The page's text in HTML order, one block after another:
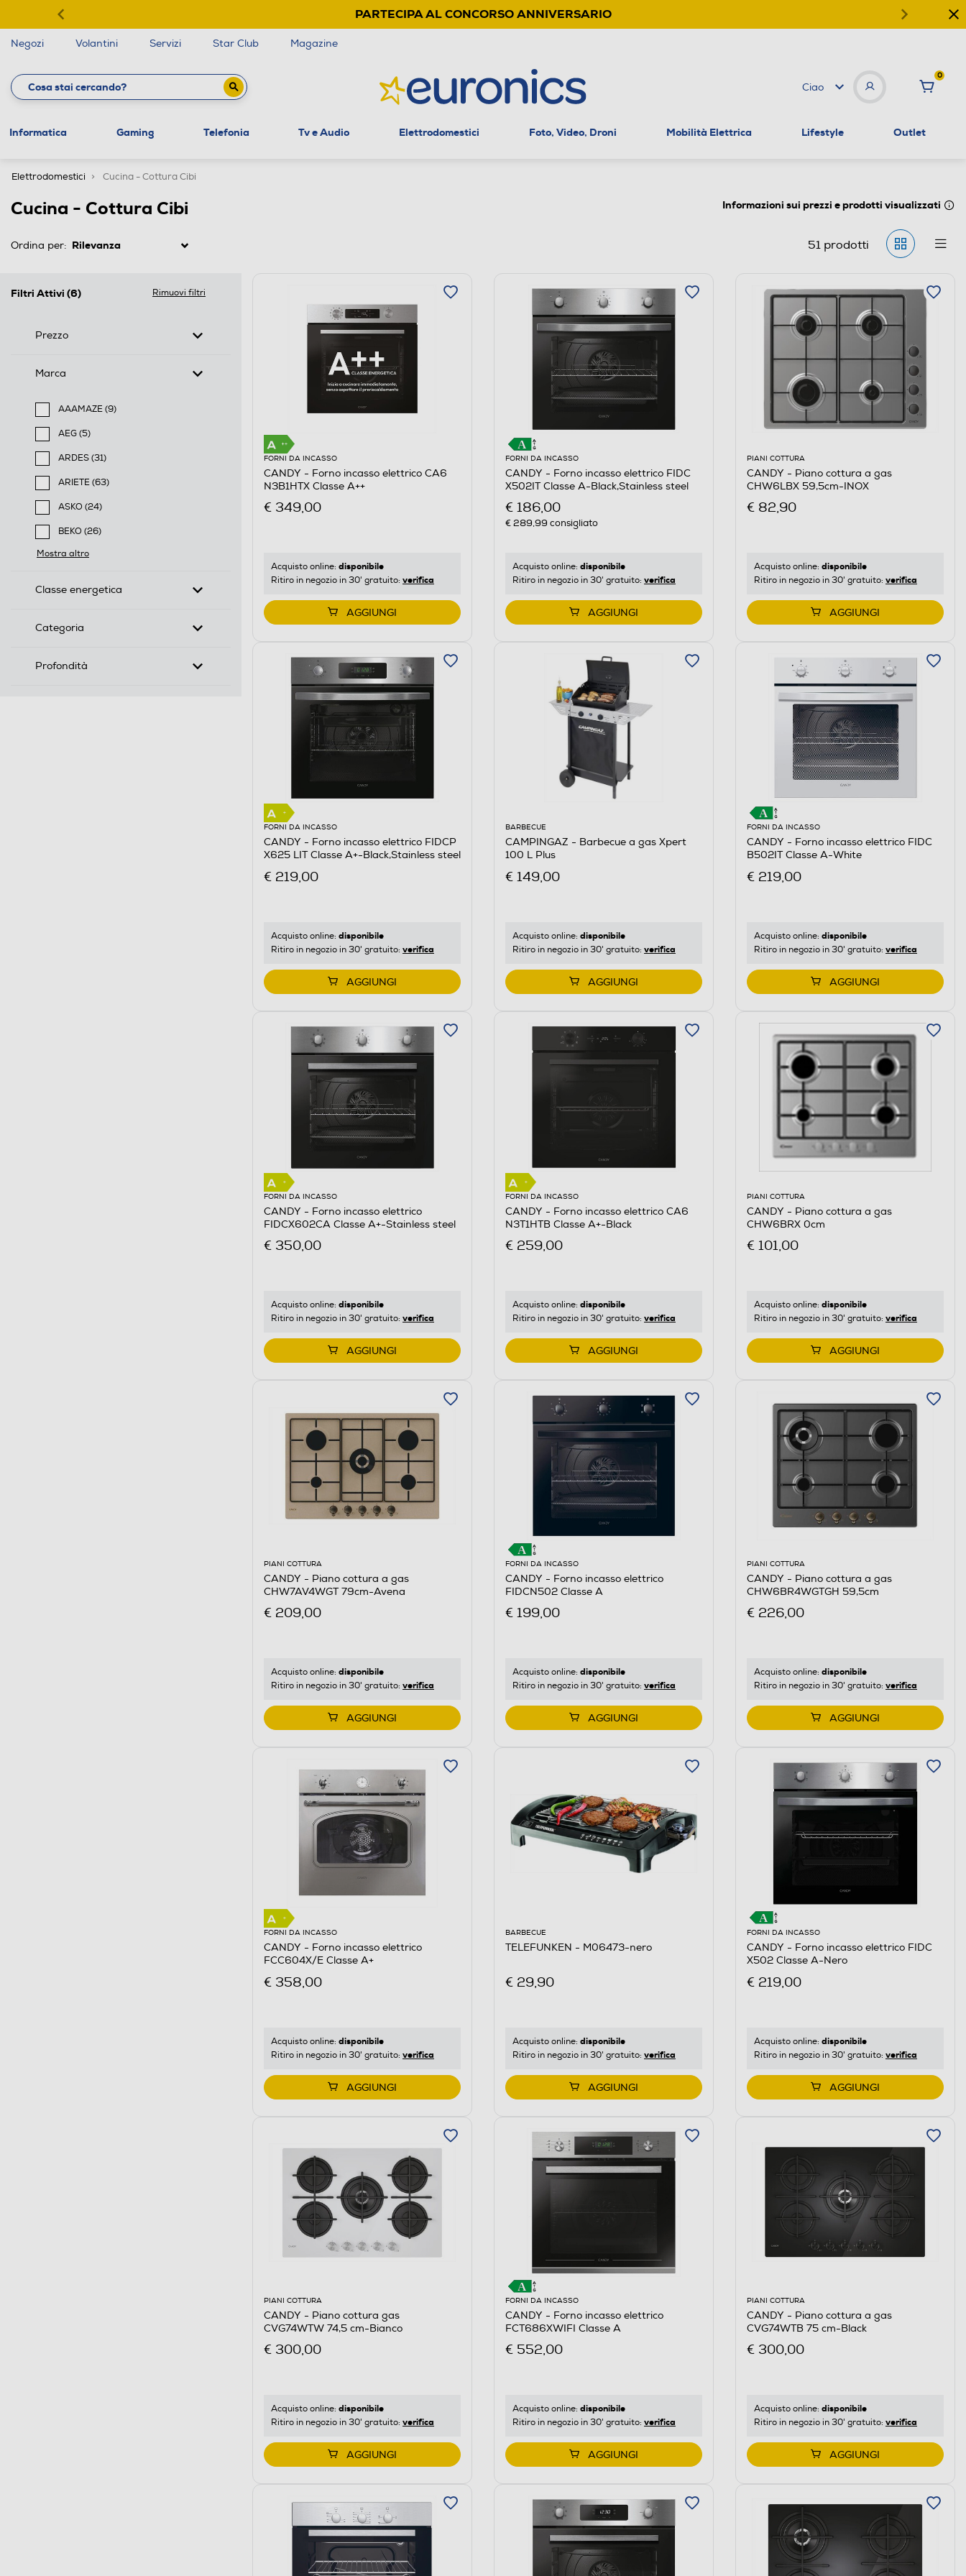
PARTECIPA AL CONCORSO ANNIVERSARIO
Negozi Volantini Servizi Star Club Magazine
Ciao
0
Informatica Gaming Telefonia Tv e Audio Elettrodomestici Foto, Video, Droni Mobilità Elettrica Lifestyle Outlet
Elettrodomestici Cucina - Cottura Cibi
Cucina - Cottura Cibi Informazioni sui prezzi e prodotti visualizzati
Ordina per: 51prodotti
Filtri Attivi (6) Rimuovi filtri
Prezzo
Marca
AAAMAZE (9)
Filtra per Marca: AAAMAZE
AEG (5)
Filtra per Marca: AEG
ARDES (31)
Filtra per Marca: ARDES
ARIETE (63)
Filtra per Marca: ARIETE
ASKO (24)
Filtra per Marca: ASKO
BEKO (26)
Filtra per Marca: BEKO
Mostra altro
Classe energetica
Categoria
Profondità
FORNI DA INCASSO
CANDY - Forno incasso elettrico CA6
N3B1HTX Classe A++
€ 349,00
Acquisto online: disponibile
Ritiro in negozio in 30' gratuito: verifica
AGGIUNGI
FORNI DA INCASSO
CANDY - Forno incasso elettrico FIDC
X502IT Classe A-Black,Stainless steel
€ 186,00
€ 289,99 consigliato
Acquisto online: disponibile
Ritiro in negozio in 30' gratuito: verifica
AGGIUNGI
PIANI COTTURA
CANDY - Piano cottura a gas
CHW6LBX 59,5cm-INOX
€ 82,90
Acquisto online: disponibile
Ritiro in negozio in 30' gratuito: verifica
AGGIUNGI
FORNI DA INCASSO
CANDY - Forno incasso elettrico FIDCP
X625 LIT Classe A+-Black,Stainless steel
€ 219,00
Acquisto online: disponibile
Ritiro in negozio in 30' gratuito: verifica
AGGIUNGI
BARBECUE
CAMPINGAZ - Barbecue a gas Xpert
100 L Plus
€ 149,00
Acquisto online: disponibile
Ritiro in negozio in 30' gratuito: verifica
AGGIUNGI
FORNI DA INCASSO
CANDY - Forno incasso elettrico FIDC
B502IT Classe A-White
€ 219,00
Acquisto online: disponibile
Ritiro in negozio in 30' gratuito: verifica
AGGIUNGI
FORNI DA INCASSO
CANDY - Forno incasso elettrico
FIDCX602CA Classe A+-Stainless steel
€ 350,00
Acquisto online: disponibile
Ritiro in negozio in 30' gratuito: verifica
AGGIUNGI
FORNI DA INCASSO
CANDY - Forno incasso elettrico CA6
N3T1HTB Classe A+-Black
€ 259,00
Acquisto online: disponibile
Ritiro in negozio in 30' gratuito: verifica
AGGIUNGI
PIANI COTTURA
CANDY - Piano cottura a gas
CHW6BRX 0cm
€ 101,00
Acquisto online: disponibile
Ritiro in negozio in 30' gratuito: verifica
AGGIUNGI
PIANI COTTURA
CANDY - Piano cottura a gas
CHW7AV4WGT 79cm-Avena
€ 209,00
Acquisto online: disponibile
Ritiro in negozio in 30' gratuito: verifica
AGGIUNGI
FORNI DA INCASSO
CANDY - Forno incasso elettrico
FIDCN502 Classe A
€ 199,00
Acquisto online: disponibile
Ritiro in negozio in 30' gratuito: verifica
AGGIUNGI
PIANI COTTURA
CANDY - Piano cottura a gas
CHW6BR4WGTGH 59,5cm
€ 226,00
Acquisto online: disponibile
Ritiro in negozio in 30' gratuito: verifica
AGGIUNGI
FORNI DA INCASSO
CANDY - Forno incasso elettrico
FCC604X/E Classe A+
€ 358,00
Acquisto online: disponibile
Ritiro in negozio in 30' gratuito: verifica
AGGIUNGI
BARBECUE
TELEFUNKEN - M06473-nero
€ 29,90
Acquisto online: disponibile
Ritiro in negozio in 30' gratuito: verifica
AGGIUNGI
FORNI DA INCASSO
CANDY - Forno incasso elettrico FIDC
X502 Classe A-Nero
€ 219,00
Acquisto online: disponibile
Ritiro in negozio in 30' gratuito: verifica
AGGIUNGI
PIANI COTTURA
CANDY - Piano cottura gas
CVG74WTW 74,5 cm-Bianco
€ 300,00
Acquisto online: disponibile
Ritiro in negozio in 30' gratuito: verifica
AGGIUNGI
FORNI DA INCASSO
CANDY - Forno incasso elettrico
FCT686XWIFI Classe A
€ 552,00
Acquisto online: disponibile
Ritiro in negozio in 30' gratuito: verifica
AGGIUNGI
PIANI COTTURA
CANDY - Piano cottura a gas
CVG74WTB 75 cm-Black
€ 300,00
Acquisto online: disponibile
Ritiro in negozio in 30' gratuito: verifica
AGGIUNGI